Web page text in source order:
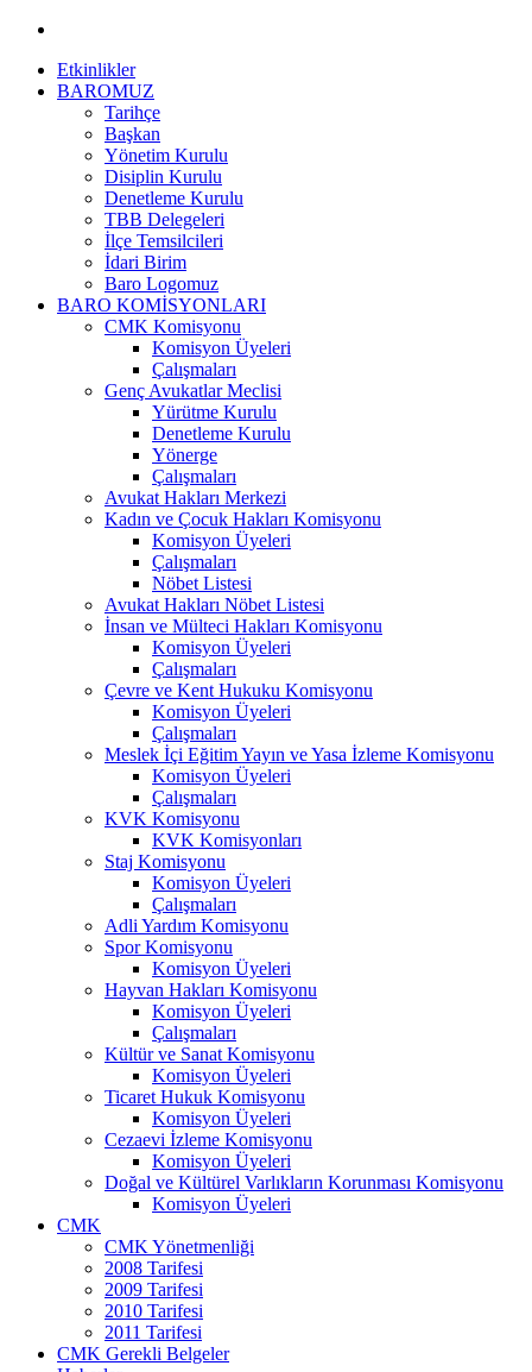
Etkinlikler
BAROMUZ
Tarihçe
Başkan
Yönetim Kurulu
Disiplin Kurulu
Denetleme Kurulu
TBB Delegeleri
İlçe Temsilcileri
İdari Birim
Baro Logomuz
BARO KOMİSYONLARI
CMK Komisyonu
Komisyon Üyeleri
Çalışmaları
Genç Avukatlar Meclisi
Yürütme Kurulu
Denetleme Kurulu
Yönerge
Çalışmaları
Avukat Hakları Merkezi
Kadın ve Çocuk Hakları Komisyonu
Komisyon Üyeleri
Çalışmaları
Nöbet Listesi
Avukat Hakları Nöbet Listesi
İnsan ve Mülteci Hakları Komisyonu
Komisyon Üyeleri
Çalışmaları
Çevre ve Kent Hukuku Komisyonu
Komisyon Üyeleri
Çalışmaları
Meslek İçi Eğitim Yayın ve Yasa İzleme Komisyonu
Komisyon Üyeleri
Çalışmaları
KVK Komisyonu
KVK Komisyonları
Staj Komisyonu
Komisyon Üyeleri
Çalışmaları
Adli Yardım Komisyonu
Spor Komisyonu
Komisyon Üyeleri
Hayvan Hakları Komisyonu
Komisyon Üyeleri
Çalışmaları
Kültür ve Sanat Komisyonu
Komisyon Üyeleri
Ticaret Hukuk Komisyonu
Komisyon Üyeleri
Cezaevi İzleme Komisyonu
Komisyon Üyeleri
Doğal ve Kültürel Varlıkların Korunması Komisyonu
Komisyon Üyeleri
CMK
CMK Yönetmenliği
2008 Tarifesi
2009 Tarifesi
2010 Tarifesi
2011 Tarifesi
CMK Gerekli Belgeler